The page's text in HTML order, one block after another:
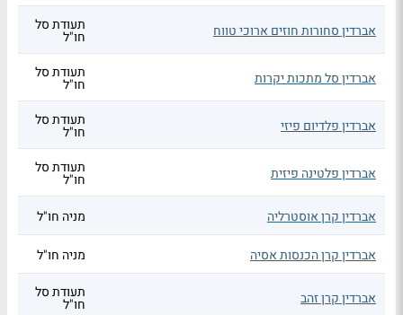
אברדין סחורות חוזים ארוכי טווח תעודת סל
חו"ל
אברדין סל מתכות יקרות תעודת סל
חו"ל
אברדין פלדיום פיזי תעודת סל
חו"ל
אברדין פלטינה פיזית תעודת סל
חו"ל
אברדין קרן אוסטרליה
מניה חו"ל
אברדין קרן הכנסות אסיה מניה חו"ל
אברדין קרן זהב תעודת סל
חו"ל